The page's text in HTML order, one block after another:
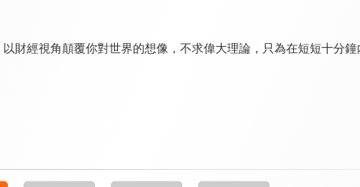
財經視角顛覆你對世界的想像，不求偉大理論，只為在短短十分鐘